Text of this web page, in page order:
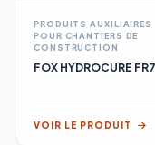
PRODUITS AUXILIAIRES
POUR CHANTIERS DE
CONSTRUCTION
FOX HYDROCURE
VOIR LE PRODUIT